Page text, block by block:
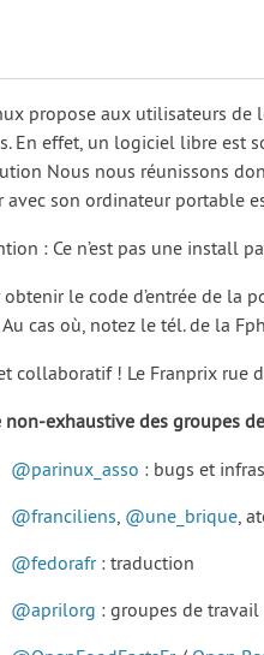
propose aux utilisateurs
En effet, un logiciel libre est
Nous nous réunissons
avec son ordinateur portable
: Ce n’est pas une install
obtenir le code d’entrée de la
Au cas où, notez le tél. de la
collaboratif ! Le Franprix rue
non-exhaustive des groupes
@parinux_asso : bugs et
@franciliens, @une_brique,
@fedorafr: traduction
@aprilorg : groupes de